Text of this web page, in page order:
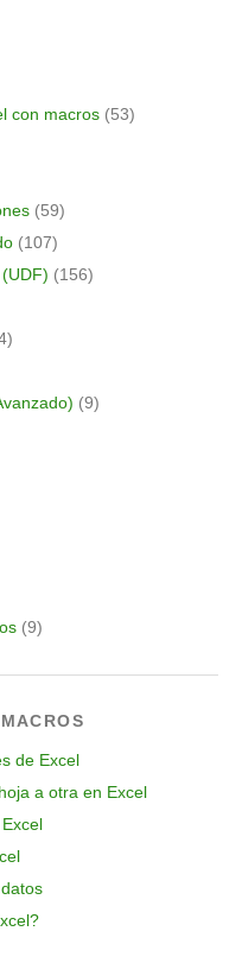
con macros (53)
(59)
(107)
(156)
(9)
(9)
de Excel
a otra en Excel